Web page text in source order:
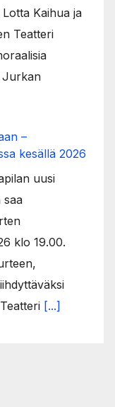
Kaihua ja
Teatteri
Jurkan
–
kesällä 2026
uusi
saa
klo 19.00.
[...]